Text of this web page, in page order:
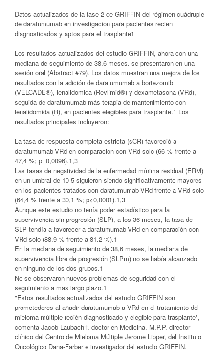
Datos actualizados de la fase 2 de GRIFFIN del régimen cuádruple
de daratumumab en investigación para pacientes recién
diagnosticados y aptos para el trasplante1
Los resultados actualizados del estudio GRIFFIN, ahora con una
mediana de seguimiento de 38,6 meses, se presentaron en una
sesión oral (Abstract #79). Los datos muestran una mejora de los
resultados con la adición de daratumumab a bortezomib
(VELCADE®), lenalidomida (Revlimid®) y dexametasona (VRd),
seguida de daratumumab más terapia de mantenimiento con
lenalidomida (R), en pacientes elegibles para trasplante.1 Los
resultados principales incluyeron:
La tasa de respuesta completa estricta (sCR) favoreció a
daratumumab-VRd en comparación con VRd solo (66 % frente a
47,4 %; p=0,0096).1,3
Las tasas de negatividad de la enfermedad mínima residual (ERM)
en un umbral de 10-5 siguieron siendo significativamente mayores
en los pacientes tratados con daratumumab-VRd frente a VRd solo
(64,4 % frente a 30,1 %; p<0,0001).1,3
Aunque este estudio no tenía poder estadístico para la
supervivencia sin progresión (SLP), a los 36 meses, la tasa de
SLP tendía a favorecer a daratumumab-VRd en comparación con
VRd solo (88,9 % frente a 81,2 %).1
En la mediana de seguimiento de 38,6 meses, la mediana de
supervivencia libre de progresión (SLPm) no se había alcanzado
en ninguno de los dos grupos.1
No se observaron nuevos problemas de seguridad con el
seguimiento a más largo plazo.1
"Estos resultados actualizados del estudio GRIFFIN son
prometedores al añadir daratumumab a VRd en el tratamiento del
mieloma múltiple recién diagnosticado y elegible para trasplante",
comenta Jacob Laubach†, doctor en Medicina, M.P.P, director
clínico del Centro de Mieloma Múltiple Jerome Lipper, del Instituto
Oncológico Dana-Farber e investigador del estudio GRIFFIN.